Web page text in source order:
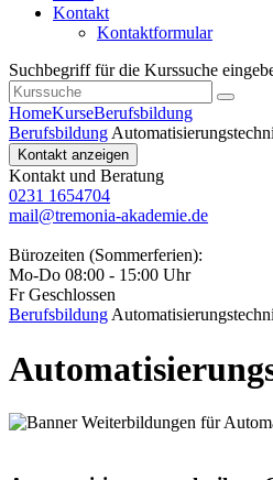
Kontakt
Kontaktformular
Suchbegriff für die Kurssuche
HomeKurseBerufsbildung
Berufsbildung
Kontakt anzeigen
Kontakt und Beratung
0231 1654704
mail@tremonia-akademie.de
Bürozeiten (Sommerferien):
Mo-Do 08:00 - 15:00 Uhr
Fr Geschlossen
Berufsbildung